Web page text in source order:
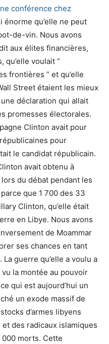
conférence chez
énorme qu’elle ne peut
de-vin. Nous avons
aux élites financières,
voulait ”
frontières ” et qu’elle
Street étaient les mieux
déclaration qui allait
promesses électorales.
Clinton avait pour
pour
le candidat républicain.
avait obtenu à
du débat pendant les
que 1 700 des 33
Clinton, qu’elle était
en Libye. Nous avons
de Moammar
ses chances en tant
guerre qu’elle a voulu a
la montée au pouvoir
qui est aujourd’hui un
un exode massif de
d’armes libyens
des radicaux islamiques
morts. Cette